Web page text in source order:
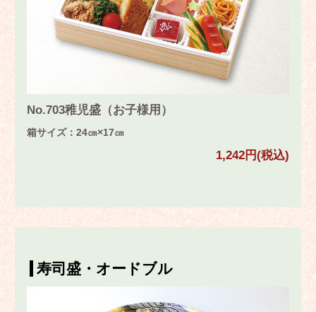
No.703稚児盛（お子様用）
箱サイズ：24㎝×17㎝
1,242円(税込)
寿司盛・オードブル